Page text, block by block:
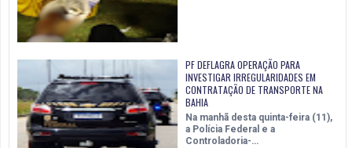
PF DEFLAGRA OPERAÇÃO PARA
INVESTIGAR IRREGULARIDADES EM
CONTRATAÇÃO DE TRANSPORTE NA
BAHIA
Na manhã desta quinta-feira (11),
a Polícia Federal e a
Controladoria-…